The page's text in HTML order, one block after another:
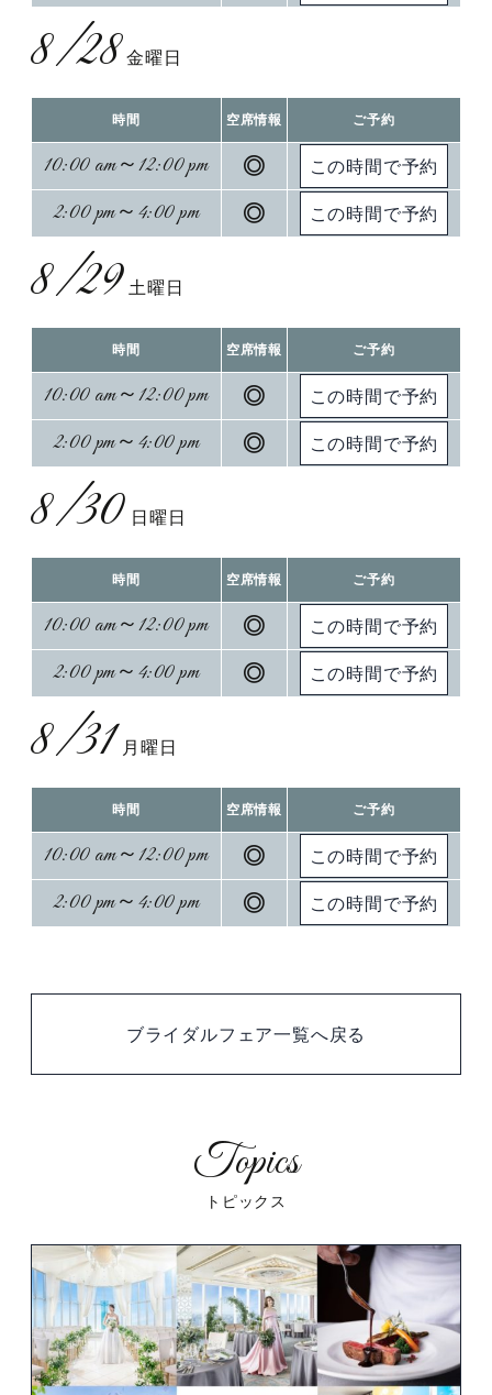
8/28 金曜日
時間 空席情報 ご予約
10:00 am～12:00 pm ◎
2:00 pm～4:00 pm ◎
8/29 土曜日
時間 空席情報 ご予約
10:00 am～12:00 pm ◎
2:00 pm～4:00 pm ◎
8/30 日曜日
時間 空席情報 ご予約
10:00 am～12:00 pm ◎
2:00 pm～4:00 pm ◎
8/31 月曜日
時間 空席情報 ご予約
10:00 am～12:00 pm ◎
2:00 pm～4:00 pm ◎
ブライダルフェア一覧へ戻る
トピックス